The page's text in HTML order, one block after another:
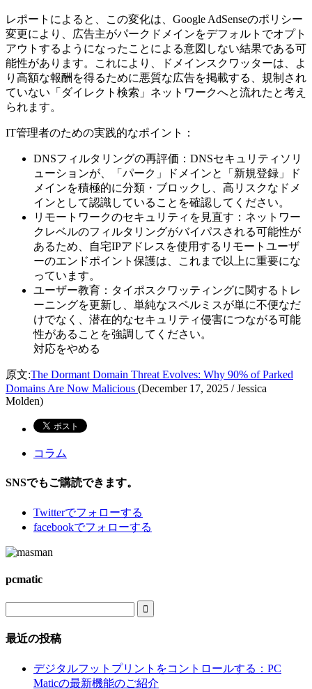
レポートによると、この変化は、Google AdSenseのポリシー
変更により、広告主がパークドメインをデフォルトでオプト
アウトするようになったことによる意図しない結果である可
能性があります。これにより、ドメインスクワッターは、よ
り高額な報酬を得るために悪質な広告を掲載する、規制され
ていない「ダイレクト検索」ネットワークへと流れたと考え
られます。
IT管理者のための実践的なポイント：
DNSフィルタリングの再評価：DNSセキュリティソリ
ューションが、「パーク」ドメインと「新規登録」ド
メインを積極的に分類・ブロックし、高リスクなドメ
インとして認識していることを確認してください。
リモートワークのセキュリティを見直す：ネットワー
クレベルのフィルタリングがバイパスされる可能性が
あるため、自宅IPアドレスを使用するリモートユーザ
ーのエンドポイント保護は、これまで以上に重要にな
っています。
ユーザー教育：タイポスクワッティングに関するトレ
ーニングを更新し、単純なスペルミスが単に不便なだ
けでなく、潜在的なセキュリティ侵害につながる可能
性があることを強調してください。
対応をやめる
原文:The Dormant Domain Threat Evolves: Why 90% of Parked
Domains Are Now Malicious (December 17, 2025 / Jessica
Molden)
コラム
SNSでもご購読できます。
Twitterでフォローする
facebookでフォローする
pcmatic

最近の投稿
デジタルフットプリントをコントロールする：PC
Maticの最新機能のご紹介